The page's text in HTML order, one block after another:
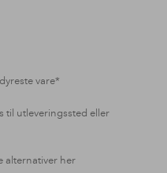
vare*
til utleveringssted eller
alternativer her